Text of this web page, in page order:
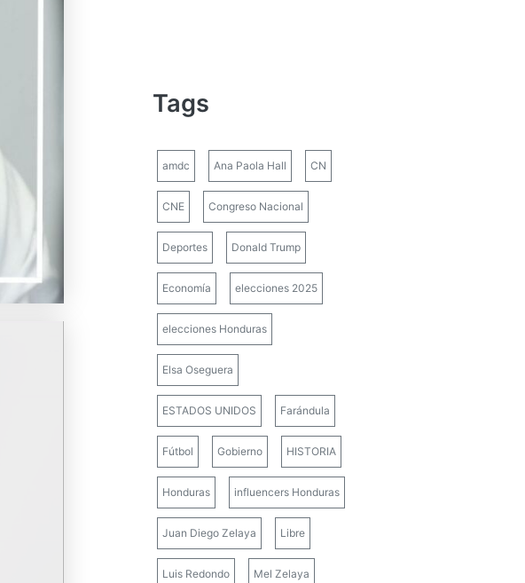
Tags
amdc Ana Paola Hall CN
CNE Congreso Nacional
Deportes Donald Trump
Economía elecciones 2025
elecciones Honduras
Elsa Oseguera
ESTADOS UNIDOS Farándula
Fútbol Gobierno HISTORIA
Honduras influencers Honduras
Juan Diego Zelaya Libre
Luis Redondo Mel Zelaya